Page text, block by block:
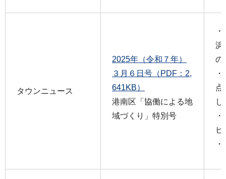
タウンニュース
2025年（令和７年）
３月６日号（PDF：2,
641KB）
港南区「協働による地
域づくり」特別号
浜
の
点
ビ